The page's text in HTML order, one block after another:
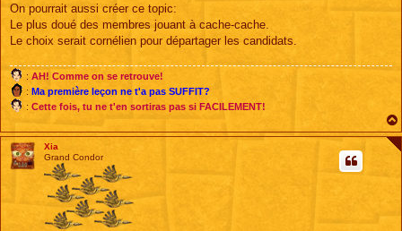
s
a
g
On pourrait aussi créer ce topic:
Le plus doué des membres jouant à cache-cache.
Le choix serait cornélien pour départager les candidats.
: AH! Comme on se retrouve!
: Ma première leçon ne t'a pas SUFFIT?
: Cette fois, tu ne t'en sortiras pas si FACILEMENT!
Xia
Grand Condor